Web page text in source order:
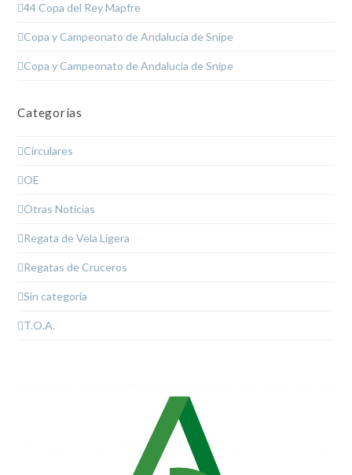
44 Copa del Rey Mapfre
Copa y Campeonato de Andalucía de Snipe
Copa y Campeonato de Andalucía de Snipe
Categorías
Circulares
OE
Otras Noticias
Regata de Vela Ligera
Regatas de Cruceros
Sin categoría
T.O.A.